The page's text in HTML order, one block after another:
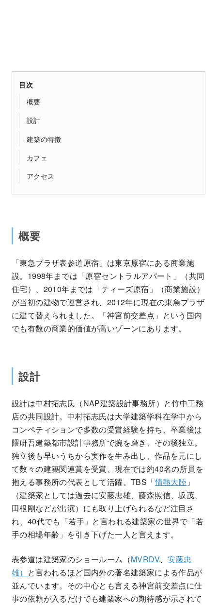
目次
概要
設計
建築の特徴
カフェ
アクセス
概要
「東急プラザ表参道原宿」は東京原宿にある商業施
設。1998年までは「原宿セントラルアパート」（共同
住宅）、2010年までは「ティーズ原宿」（商業施設）
が当初の建物で運営され、2012年に現在の東急プラザ
に建て替えられました。「神宮前交差点」という国内
でも有数の商業的価値が高いゾーンにあります。
設計
設計は中村拓志氏（NAP建築設計事務所）と竹中工務
店の共同設計。中村拓志氏は大学建築学科在学中から
コンペティションで多数の受賞経験を持ち、卒業後は
隈研吾建築都市設計事務所で腕を磨き、その後独立。
独立後も早いうちから実作を生み出し、作品を元にし
て数々の建築関連賞を受賞、現在では約40名の所員を
抱える事務所の代表として活躍。TBS「情熱大陸 」
（建築家としては過去に安藤忠雄、藤森照信、坂茂、
田根剛などが出演）にも取り上げられるなど注目さ
れ、40代でも「若手」と言われる建築家の世界で「若
手の相場年齢」を引き下げた一人と言えます。
表参道は建築家のショールーム（MVRDV、安藤忠
雄） と言われるほど国内外の著名建築家による作品が
並んでいます。その中心とも言える神宮前交差点に仕
事の依頼が入るだけでも建築家への期待感が示されて